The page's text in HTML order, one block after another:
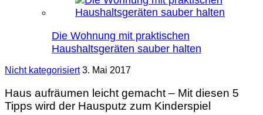
Die Wohnung mit praktischen
Haushaltsgeräten sauber halten
Nicht kategorisiert 3. Mai 2017
Haus aufräumen leicht gemacht – Mit diesen 5
Tipps wird der Hausputz zum Kinderspiel